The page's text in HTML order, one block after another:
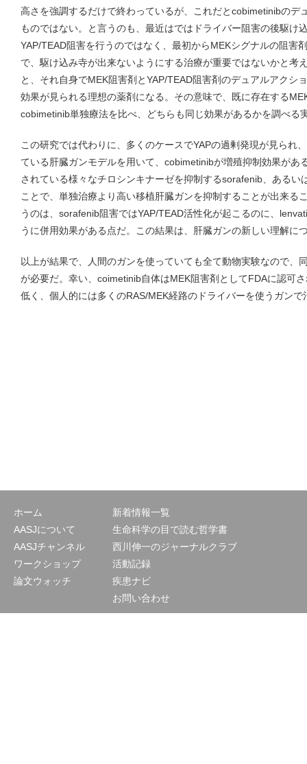
高さを強調するだけで終わっているが、これだとcobimetinibのデ
ものではない。と言うのも、最近はではドライバー阻害の後駆け
YAP/TEAD阻害を行うのではなく、最初からMEKシグナルの阻害
で、駆け込み寺が出来ないようにする治療が重要ではないかと考
と、それ自身でMEK阻害剤とYAP/TEAD阻害剤のデュアルアクシ
効果が見られる理想の薬剤になる。その意味で、既に存在する
cobimetinib単独療法を比べ、どちらも同じ効果があるかを調べる
この研究では代わりに、多くのケースでYAPの過剰発現が見られ
ている肝臓ガンモデルを用いて、cobimetinibが増殖抑制効果があ
されている様々なチロシンキナーゼを抑制するsorafenib、ある
ことで、単独治療より高い移植肝臓ガンを抑制することが出来る
うのは、sorafenib阻害ではYAP/TEAD活性化が起こるのに、
うに併用効果がある点だ。この結果は、肝臓ガンの新しい理解に
以上が結果で、人間のガンを使っていても全て動物実験なので、
が必要だ。幸い、coimetinib自体はMEK阻害剤としてFDAに認可
低く、個人的には多くのRAS/MEK経路のドライバーを使うガン
ホーム
AASJについて
AASJチャンネル
ワークショップ
論文ウォッチ
新着情報一覧
生命科学の目で読む哲学書
西川伸一のジャーナルクラブ
活動記録
疾患ナビ
お問い合わせ